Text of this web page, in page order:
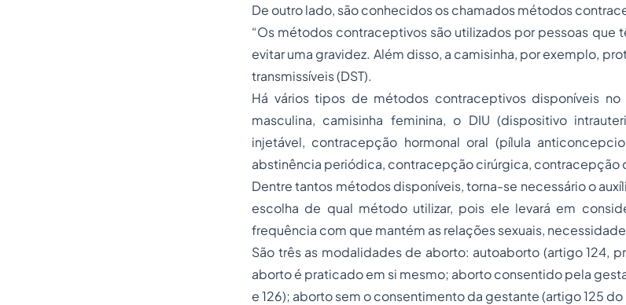
De outro lado, são conhecidos os chamados métodos
“Os métodos contraceptivos são utilizados por pessoas que
evitar uma gravidez. Além disso, a camisinha, por exemplo,
transmissíveis (DST).
Há vários tipos de métodos contraceptivos disponíveis
masculina, camisinha feminina, o DIU (dispositivo
injetável, contracepção hormonal oral (pílula
abstinência periódica, contracepção cirúrgica, contracepção
Dentre tantos métodos disponíveis, torna-se necessário o
escolha de qual método utilizar, pois ele levará em
frequência com que mantém as relações sexuais,
São três as modalidades de aborto: autoaborto (artigo 124,
aborto é praticado em si mesmo; aborto consentido pela
e 126); aborto sem o consentimento da gestante (artigo 125 do